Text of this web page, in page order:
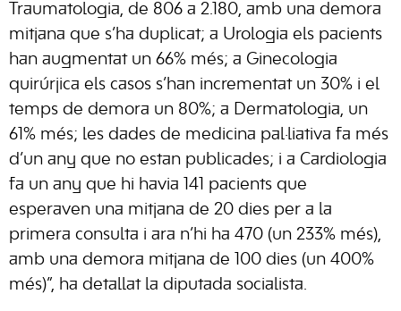
Traumatologia, de 806 a 2.180, amb una demora
mitjana que s’ha duplicat; a Urologia els pacients
han augmentat un 66% més; a Ginecologia
quirúrjica els casos s’han incrementat un 30% i el
temps de demora un 80%; a Dermatologia, un
61% més; les dades de medicina pal·liativa fa més
d’un any que no estan publicades; i a Cardiologia
fa un any que hi havia 141 pacients que
esperaven una mitjana de 20 dies per a la
primera consulta i ara n’hi ha 470 (un 233% més),
amb una demora mitjana de 100 dies (un 400%
més)”, ha detallat la diputada socialista.